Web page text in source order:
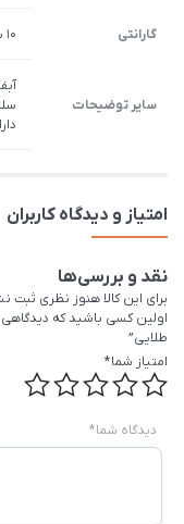
گارانتی 10 سال ضمانت کسری
سایر توضیحات
امتیاز و دیدگاه کاربران
نقد و بررسی‌ها
برای این کالا هنوز نظری
اولین کسی باشید که
طلایی”
امتیاز شما*
دیدگاه شما*